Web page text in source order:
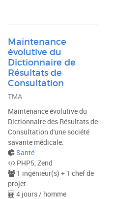
Maintenance
évolutive du
Dictionnaire de
Résultats de
Consultation
TMA
Maintenance évolutive du
Dictionnaire des Résultats de
Consultation d'une société
savante médicale.
Santé
PHP5, Zend
1 ingénieur(s) + 1 chef de
projet
4 jours / homme